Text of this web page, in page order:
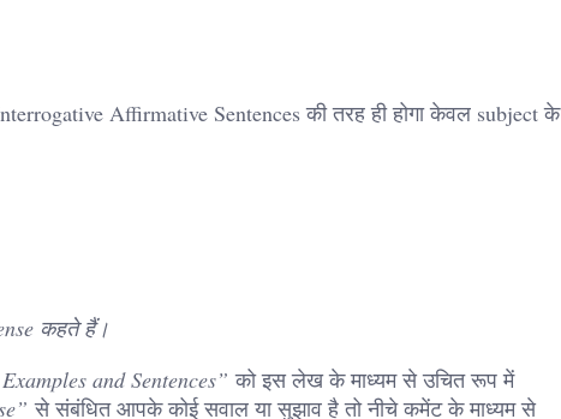
Affirmative Sentences की तरह ही होगा केवल subject के
कहते हैं।
and Sentences” को इस लेख के माध्यम से उचित रूप में
से संबंधित आपके कोई सवाल या सुझाव है तो नीचे कमेंट के माध्यम से